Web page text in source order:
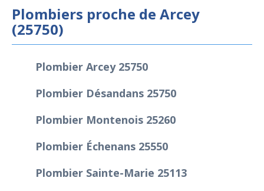
Plombiers proche de Arcey
(25750)
Plombier Arcey 25750
Plombier Désandans 25750
Plombier Montenois 25260
Plombier Échenans 25550
Plombier Sainte-Marie 25113